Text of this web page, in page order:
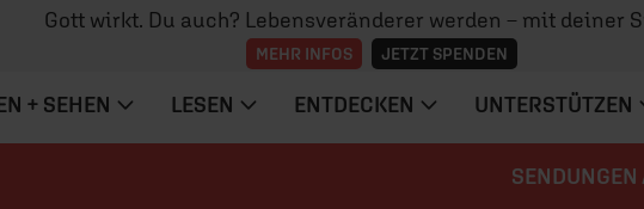
Gott wirkt. Du auch? Lebensveränderer werden – mit deiner
MEHR INFOS JETZT SPENDEN
+ SEHEN LESEN ENTDECKEN UNTERSTÜTZEN
SENDUNGEN